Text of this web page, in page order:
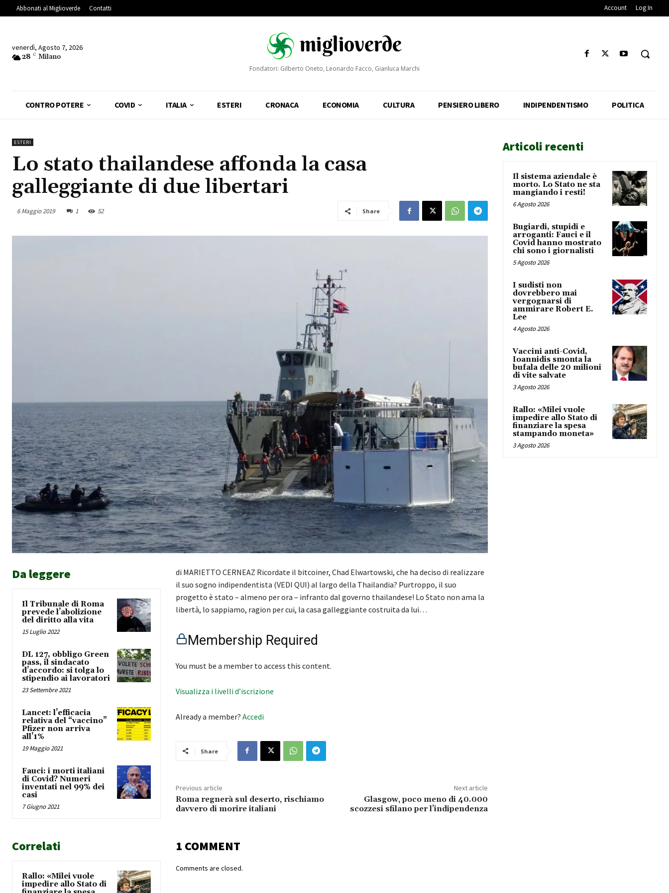
Abbonati al Miglioverde Contatti Account Log In
venerdì, Agosto 7, 2026
28 C Milano
Fondatori: Gilberto Oneto, Leonardo Facco, Gianluca Marchi
CONTRO POTERE COVID ITALIA ESTERI CRONACA ECONOMIA CULTURA PENSIERO LIBERO INDIPENDENTISMO POLITICA
ESTERI
Lo stato thailandese affonda la casa
galleggiante di due libertari
6 Maggio 2019 1 52 Share
Da leggere
Il Tribunale di Roma
prevede l’abolizione
del diritto alla vita
15 Luglio 2022
DL 127, obbligo Green
pass, il sindacato
d’accordo: si tolga lo
stipendio ai lavoratori
23 Settembre 2021
Lancet: l’efficacia
relativa del “vaccino”
Pfizer non arriva
all’1%
19 Maggio 2021
Fauci: i morti italiani
di Covid? Numeri
inventati nel 99% dei
casi
7 Giugno 2021
di MARIETTO CERNEAZ Ricordate il bitcoiner, Chad Elwartowski, che ha deciso di realizzare
il suo sogno indipendentista (VEDI QUI) al largo della Thailandia? Purtroppo, il suo
progetto è stato – almeno per ora – infranto dal governo thailandese! Lo Stato non ama la
libertà, lo sappiamo, ragion per cui, la casa galleggiante costruita da lui…
Membership Required
You must be a member to access this content.
Visualizza i livelli d’iscrizione
Already a member? Accedi
Share
Previous article
Roma regnerà sul deserto, rischiamo
davvero di morire italiani
Next article
Glasgow, poco meno di 40.000
scozzesi sfilano per l’indipendenza
Correlati
Rallo: «Milei vuole
impedire allo Stato di
1 COMMENT
Comments are closed.
Articoli recenti
Il sistema aziendale è
morto. Lo Stato ne sta
mangiando i resti!
6 Agosto 2026
Bugiardi, stupidi e
arroganti: Fauci e il
Covid hanno mostrato
chi sono i giornalisti
5 Agosto 2026
I sudisti non
dovrebbero mai
vergognarsi di
ammirare Robert E.
Lee
4 Agosto 2026
Vaccini anti-Covid,
Ioannidis smonta la
bufala delle 20 milioni
di vite salvate
3 Agosto 2026
Rallo: «Milei vuole
impedire allo Stato di
finanziare la spesa
stampando moneta»
3 Agosto 2026